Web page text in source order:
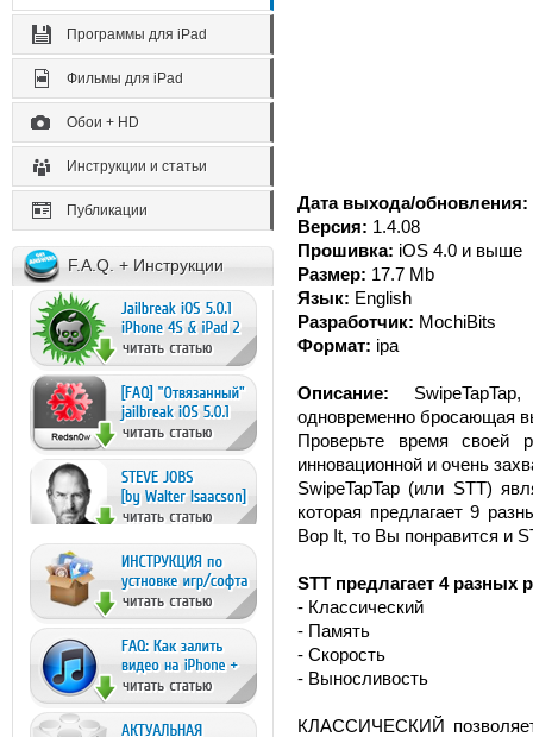
Программы для iPad
Фильмы для iPad
Обои + HD
Инструкции и статьи
Публикации
F.A.Q. + Инструкции
Дата выхода/обновления:
Версия: 1.4.08
Прошивка: iOS 4.0 и выше
Размер: 17.7 Mb
Язык: English
Разработчик: MochiBits
Формат: ipa
Описание:
одновременно бросающая
Проверьте время своей
инновационной и очень
SwipeTapTap (или STT)
которая предлагает 9
Bop It, то Вы понравится и
STT предлагает 4 разных
- Классический
- Память
- Скорость
- Выносливость
КЛАССИЧЕСКИЙ позволяет